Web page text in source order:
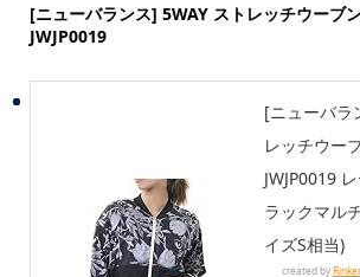
[ニューバランス] 5WAY ストレッチウーブ
JWJP0019
[ニューバラ
レッチウー
JWJP0019
ラックマル
イズS相当)
created byRinker